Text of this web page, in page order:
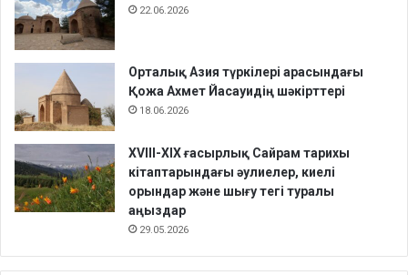
22.06.2026
Орталық Азия түркілері арасындағы
Қожа Ахмет Йасауидің шәкірттері
18.06.2026
XVIII-XIX ғасырлық Сайрам тарихы
кітаптарындағы әулиелер, киелі
орындар және шығу тегі туралы
аңыздар
29.05.2026